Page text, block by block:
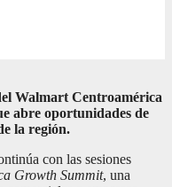
Walmart Centroamérica
abre oportunidades de
la región.
con las sesiones
Growth Summit, una